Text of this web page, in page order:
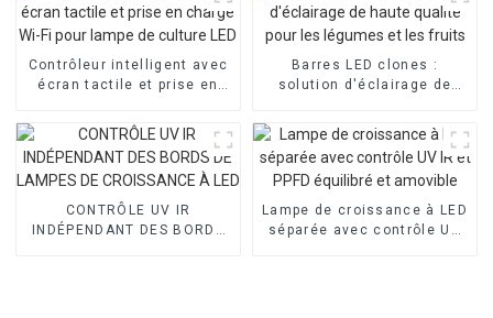
Contrôleur intelligent avec
écran tactile et prise en
culture LED
Barres LED clones :
solution d'éclairage de
légumes et les fruits
CONTRÔLE UV IR
INDÉPENDANT DES BORDS
Lampe de croissance à LED
séparée avec contrôle UV